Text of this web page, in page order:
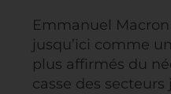
Emmanuel Macron
jusqu’ici comme
plus affirmés du
casse des